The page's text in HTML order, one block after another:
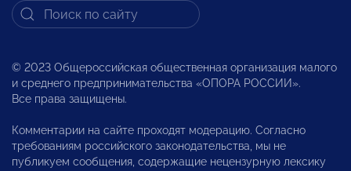
© 2023 Общероссийская общественная организация малого
и среднего предпринимательства «ОПОРА РОССИИ».
Все права защищены.
Комментарии на сайте проходят модерацию. Согласно
требованиям российского законодательства, мы не
публикуем сообщения, содержащие нецензурную лексику